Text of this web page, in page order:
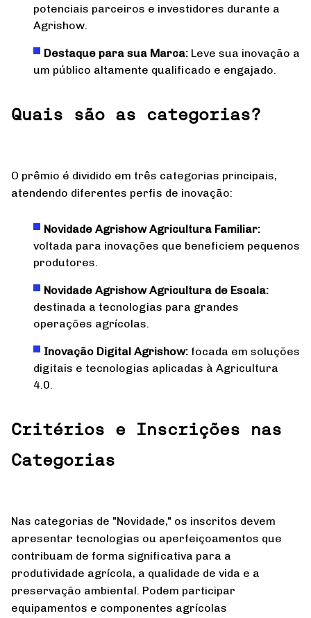
potenciais parceiros e investidores durante a
Agrishow.
Destaque para sua Marca: Leve sua inovação a
um público altamente qualificado e engajado.
Quais são as categorias?
O prêmio é dividido em três categorias principais,
atendendo diferentes perfis de inovação:
Novidade Agrishow Agricultura Familiar:
voltada para inovações que beneficiem pequenos
produtores.
Novidade Agrishow Agricultura de Escala:
destinada a tecnologias para grandes
operações agrícolas.
Inovação Digital Agrishow: focada em soluções
digitais e tecnologias aplicadas à Agricultura
4.0.
Critérios e Inscrições nas
Categorias
Nas categorias de "Novidade," os inscritos devem
apresentar tecnologias ou aperfeiçoamentos que
contribuam de forma significativa para a
produtividade agrícola, a qualidade de vida e a
preservação ambiental. Podem participar
equipamentos e componentes agrícolas